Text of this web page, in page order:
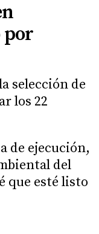
por
selección de
los 22
de ejecución,
del
que esté listo